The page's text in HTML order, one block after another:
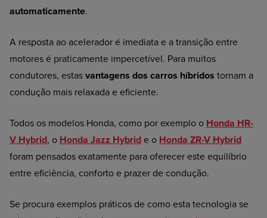
automaticamente.
A resposta ao acelerador é imediata e a transição entre
motores é praticamente impercetível. Para muitos
condutores, estas vantagens dos carros híbridos tornam a
condução mais relaxada e eficiente.
Todos os modelos Honda, como por exemplo o Honda HR-
V Hybrid, o Honda Jazz Hybrid e o Honda ZR-V Hybrid
foram pensados exatamente para oferecer este equilíbrio
entre eficiência, conforto e prazer de condução.
Se procura exemplos práticos de como esta tecnologia se